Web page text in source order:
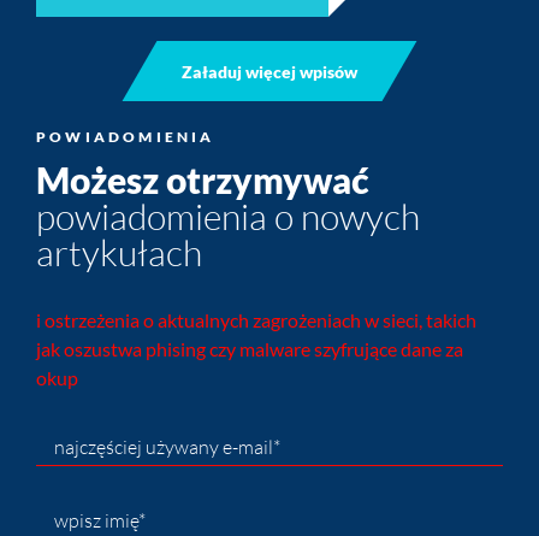
Załaduj więcej wpisów
POWIADOMIENIA
Możesz otrzymywać
powiadomienia o nowych
artykułach
i ostrzeżenia o aktualnych zagrożeniach w sieci, takich
jak oszustwa phising czy malware szyfrujące dane za
okup
najczęściej używany e-mail*
wpisz imię*